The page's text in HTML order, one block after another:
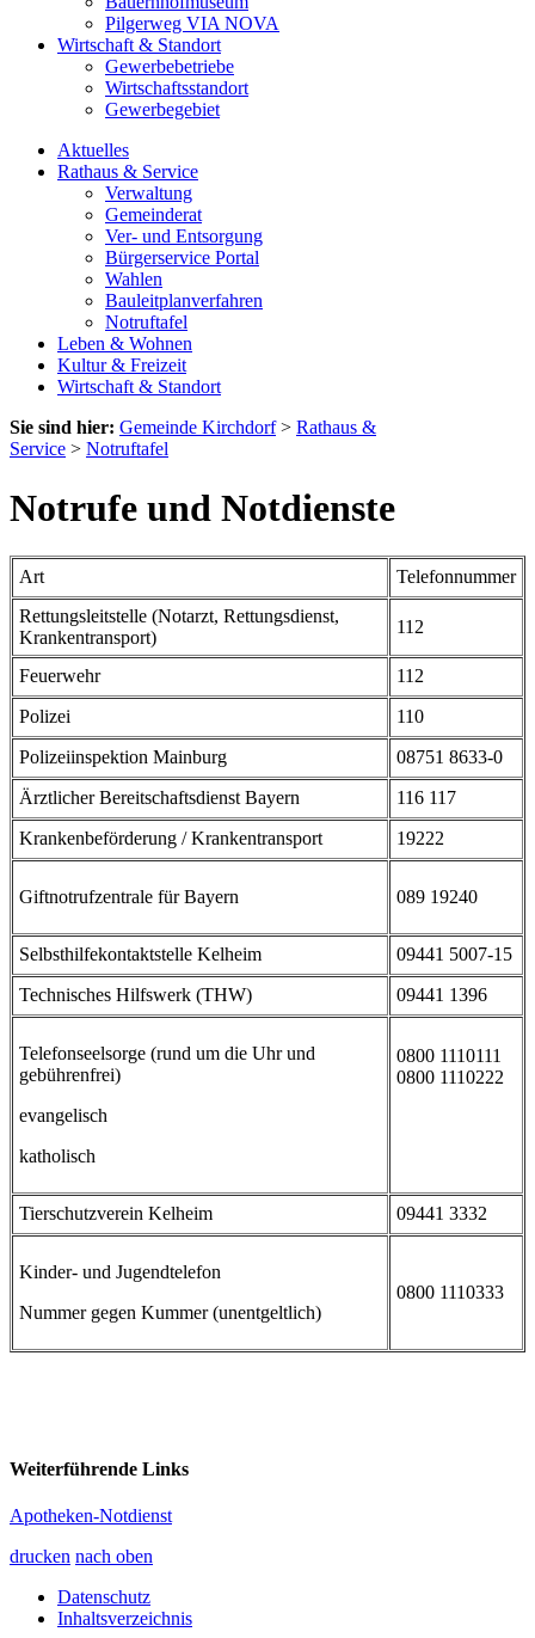
Pilgerweg VIA NOVA
Wirtschaft & Standort
Gewerbebetriebe
Wirtschaftsstandort
Gewerbegebiet
Aktuelles
Rathaus & Service
Verwaltung
Gemeinderat
Ver- und Entsorgung
Bürgerservice Portal
Wahlen
Bauleitplanverfahren
Notruftafel
Leben & Wohnen
Kultur & Freizeit
Wirtschaft & Standort
Sie sind hier: Gemeinde Kirchdorf> Rathaus &
Service > Notruftafel
Notrufe und Notdienste
Art
Telefonnummer
Rettungsleitstelle (Notarzt, Rettungsdienst,
Krankentransport)
112
Feuerwehr
112
Polizei
110
Polizeiinspektion Mainburg
08751 8633-0
Ärztlicher Bereitschaftsdienst Bayern
116 117
Krankenbeförderung / Krankentransport
19222
Giftnotrufzentrale für Bayern 089 19240
Selbsthilfekontaktstelle Kelheim
09441 5007-15
Technisches Hilfswerk (THW)
09441 1396
Telefonseelsorge (rund um die Uhr und
gebührenfrei)
evangelisch
katholisch
0800 1110111
0800 1110222
Tierschutzverein Kelheim 09441 3332
Kinder- und Jugendtelefon
Nummer gegen Kummer (unentgeltlich)
0800 1110333
Weiterführende Links
Apotheken-Notdienst
drucken nach oben
Datenschutz
Inhaltsverzeichnis